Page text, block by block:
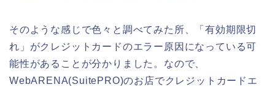
そのような感じで色々と調べてみた所、「有効期限切
れ」がクレジットカードのエラー原因になっている可
能性があることが分かりました。なので、
WebARENA(SuitePRO)のお店でクレジットカードエ